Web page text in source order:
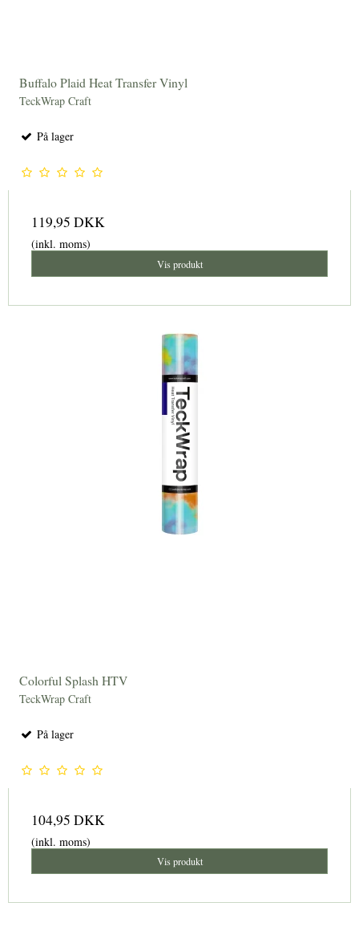
Buffalo Plaid Heat Transfer Vinyl
TeckWrap Craft
På lager
119,95 DKK
(inkl. moms)
Vis produkt
Colorful Splash HTV
TeckWrap Craft
På lager
104,95 DKK
(inkl. moms)
Vis produkt